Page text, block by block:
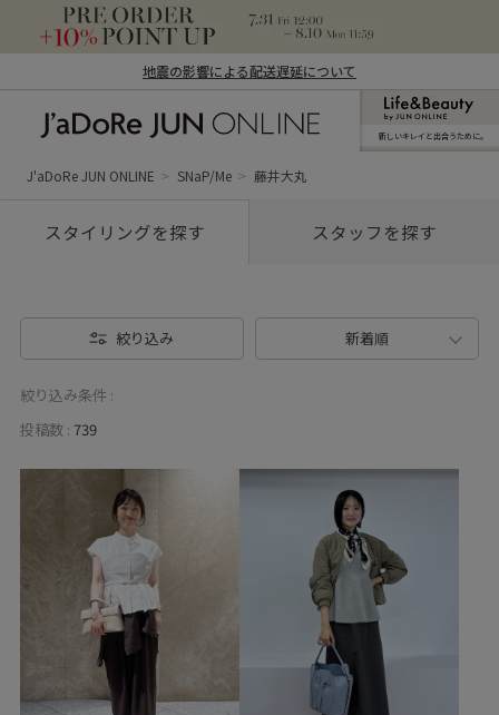
地震の影響による配送遅延について
ン オンライン）
新しいキレイと出合うために。
J'aDoRe JUN ONLINE SNaP/Me 藤井大丸
スタイリングを探す スタッフを探す
絞り込み 新着順
絞り込み条件 :
投稿数 : 739